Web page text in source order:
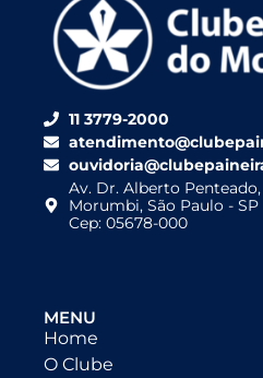
11 3779-2000
Av. Dr. Alberto
Morumbi, São Paulo - SP
Cep: 05678-000
MENU
Home
O Clube